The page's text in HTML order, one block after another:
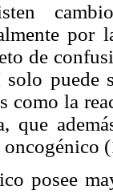
de
puede
como la
que
posee